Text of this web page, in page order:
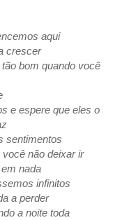
aqui
crescer
bom quando você
e espere que eles o
sentimentos
não deixar ir
nada
infinitos
a perder
a noite toda